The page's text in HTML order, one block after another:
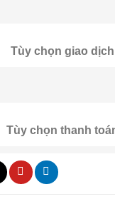
Tùy chọn giao dịch
Tùy chọn thanh